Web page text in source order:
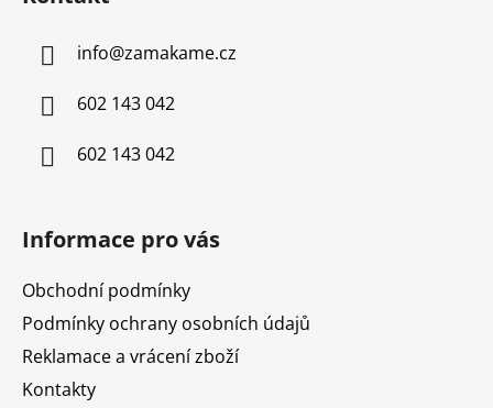
info@zamakame.cz
602 143 042
602 143 042
Informace pro vás
Obchodní podmínky
Podmínky ochrany osobních údajů
Reklamace a vrácení zboží
Kontakty